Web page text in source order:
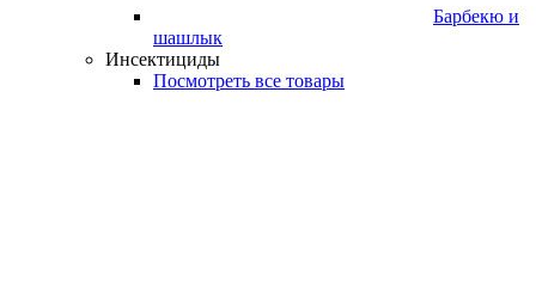
Барбекю и
шашлык
Инсектициды
Посмотреть все товары